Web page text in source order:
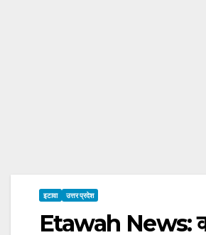
इटावा उत्तर प्रदेश
Etawah News: